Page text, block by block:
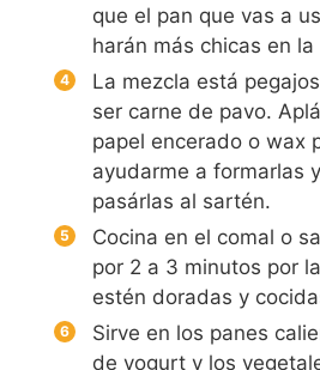
que el pan que vas a
harán más chicas en la
La mezcla está
ser carne de pavo.
papel encerado o wax
ayudarme a formarlas
pasárlas al sartén.
Cocina en el comal o
por 2 a 3 minutos por
estén doradas y
Sirve en los panes
de yogurt y los